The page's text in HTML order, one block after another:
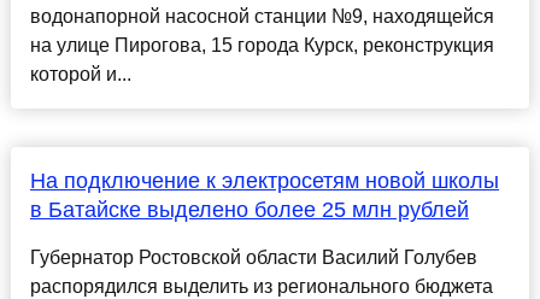
водонапорной насосной станции №9, находящейся
на улице Пирогова, 15 города Курск, реконструкция
которой и...
На подключение к электросетям новой школы
в Батайске выделено более 25 млн рублей
Губернатор Ростовской области Василий Голубев
распорядился выделить из регионального бюджета